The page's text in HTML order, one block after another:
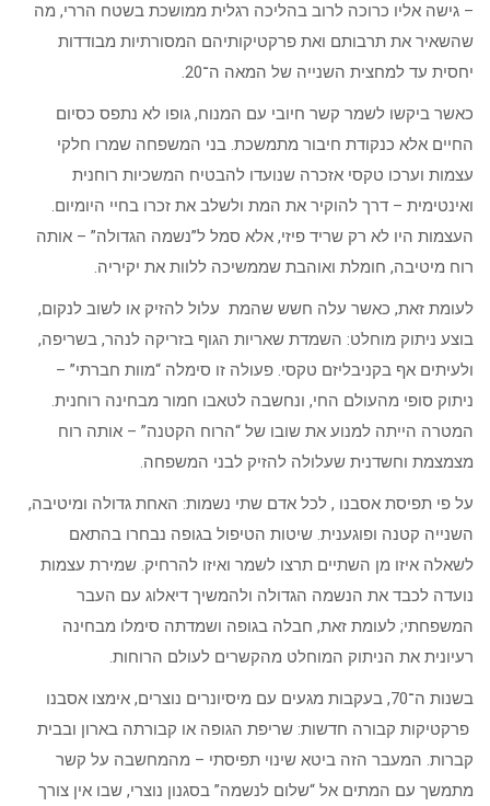
– גישה אליו כרוכה לרוב בהליכה רגלית ממושכת בשטח הררי, מה
שהשאיר את תרבותם ואת פרקטיקותיהם המסורתיות מבודדות
יחסית עד למחצית השנייה של המאה ה־20.
כאשר ביקשו לשמר קשר חיובי עם המנוח, גופו לא נתפס כסיום
החיים אלא כנקודת חיבור מתמשכת. בני המשפחה שמרו חלקי
עצמות וערכו טקסי אזכרה שנועדו להבטיח המשכיות רוחנית
ואינטימית – דרך להוקיר את המת ולשלב את זכרו בחיי היומיום.
העצמות היו לא רק שריד פיזי, אלא סמל ל”נשמה הגדולה” – אותה
רוח מיטיבה, חומלת ואוהבת שממשיכה ללוות את יקיריה.
לעומת זאת, כאשר עלה חשש שהמת עלול להזיק או לשוב לנקום,
בוצע ניתוק מוחלט: השמדת שאריות הגוף בזריקה לנהר, בשריפה,
ולעיתים אף בקניבליזם טקסי. פעולה זו סימלה “מוות חברתי” –
ניתוק סופי מהעולם החי, ונחשבה לטאבו חמור מבחינה רוחנית.
המטרה הייתה למנוע את שובו של “הרוח הקטנה” – אותה רוח
מצמצמת וחשדנית שעלולה להזיק לבני המשפחה.
על פי תפיסת אסבנו , לכל אדם שתי נשמות: האחת גדולה ומיטיבה,
השנייה קטנה ופוגענית. שיטות הטיפול בגופה נבחרו בהתאם
לשאלה איזו מן השתיים תרצו לשמר ואיזו להרחיק. שמירת עצמות
נועדה לכבד את הנשמה הגדולה ולהמשיך דיאלוג עם העבר
המשפחתי; לעומת זאת, חבלה בגופה ושמדתה סימלו מבחינה
רעיונית את הניתוק המוחלט מהקשרים לעולם הרוחות.
בשנות ה־70, בעקבות מגעים עם מיסיונרים נוצרים, אימצו אסבנו
פרקטיקות קבורה חדשות: שריפת הגופה או קבורתה בארון ובבית
קברות. המעבר הזה ביטא שינוי תפיסתי – מהמחשבה על קשר
מתמשך עם המתים אל “שלום לנשמה” בסגנון נוצרי, שבו אין צורך